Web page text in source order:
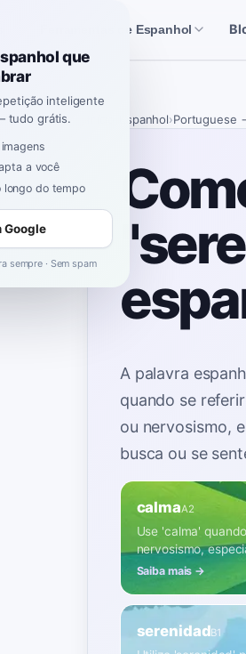
Ferramentas de Espanhol
Espanhol›Portuguese
A palavra
quando se
ou nervosismo,
busca ou se
calmaA2
Use 'calma'
nervosismo,
Saiba mais →
serenidadB1
que
inteligente
tudo grátis.
a você
longo do tempo
Google
sempre · Sem spam